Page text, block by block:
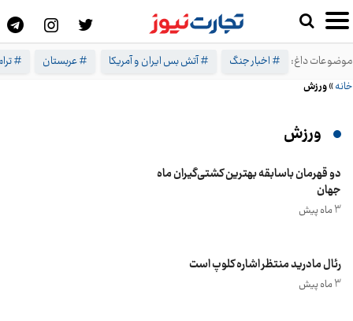
موضوعات داغ: # اخبار جنگ # آتش بس ایران و آمریکا # عربستان #
خانه»ورزش
ورزش
دو قهرمان باسابقه بهترین کشتی‌گیران ماه
جهان
3 ماه پیش
رئال مادرید منتظر اشاره کلوپ است
3 ماه پیش